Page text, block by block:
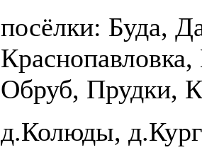
посёлки: Буда,
Обруб, Прудки,
д.Колюды,